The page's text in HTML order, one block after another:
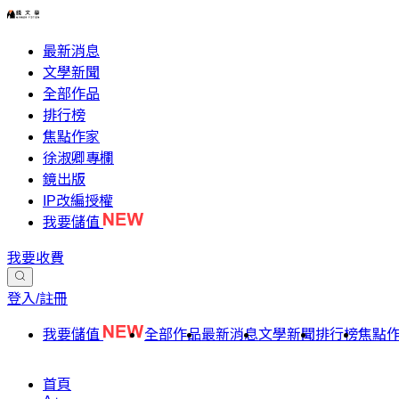
最新消息
文學新聞
全部作品
排行榜
焦點作家
徐淑卿專欄
鏡出版
IP改編授權
我要儲值
我要收費
登入/註冊
我要儲值 全部作品最新消息文學新聞排行榜焦點
首頁